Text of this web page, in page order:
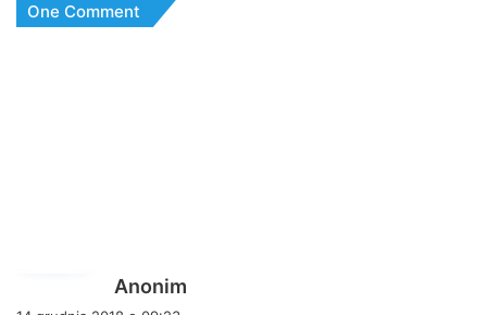
One Comment
Anonim